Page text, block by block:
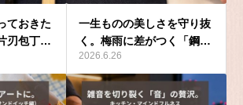
ておきた
刃包丁…
一生ものの美しさを守り抜
く。梅雨に差がつく「鋼…
2026.6.26